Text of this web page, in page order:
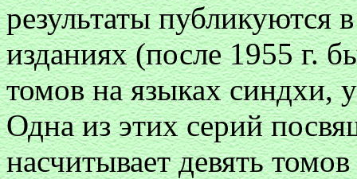
результаты публикуются
изданиях (после 1955 г.
томов на языках синдхи,
Одна из этих серий
насчитывает девять